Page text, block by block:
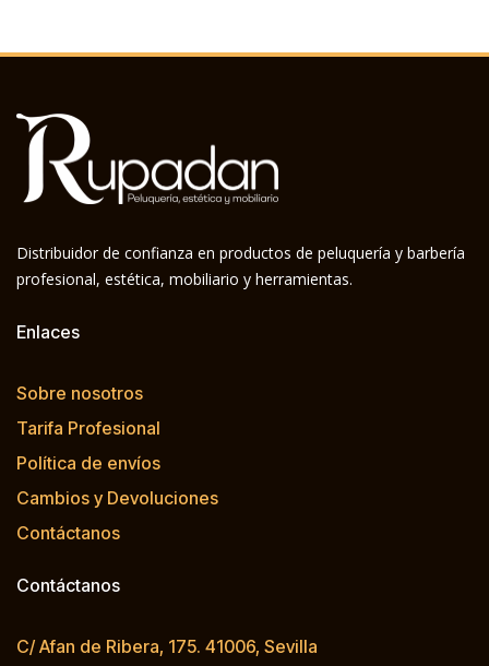
Distribuidor de confianza en productos de peluquería y barbería
profesional, estética, mobiliario y herramientas.
Enlaces
Sobre nosotros
Tarifa Profesional
Política de envíos
Cambios y Devoluciones
Contáctanos
Contáctanos
C/ Afan de Ribera, 175. 41006, Sevilla